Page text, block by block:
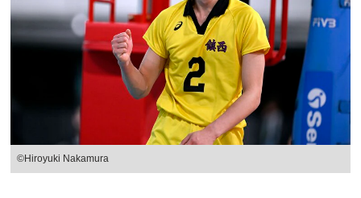
©︎Hiroyuki Nakamura